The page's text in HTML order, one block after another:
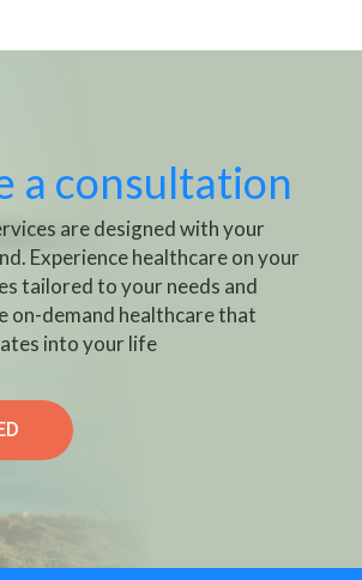
a consultation
are designed with your
Experience healthcare on your
tailored to your needs and
on-demand healthcare that
into your life